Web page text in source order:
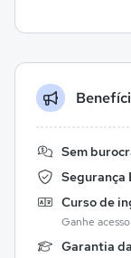
Sem
Segurança
Curso de
Ganhe
Garantia